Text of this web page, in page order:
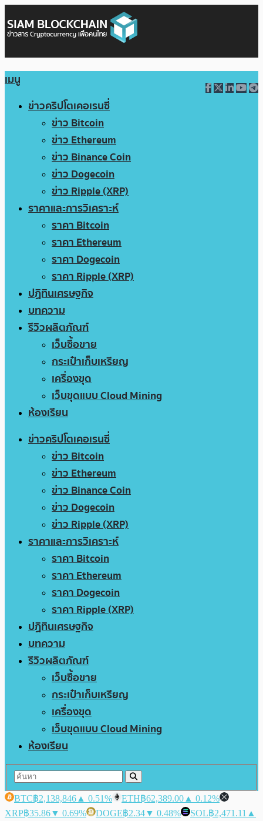
เมนู
ข่าวคริปโตเคอเรนซี่
ข่าว Bitcoin
ข่าว Ethereum
ข่าว Binance Coin
ข่าว Dogecoin
ข่าว Ripple (XRP)
ราคาและการวิเคราะห์
ราคา Bitcoin
ราคา Ethereum
ราคา Dogecoin
ราคา Ripple (XRP)
ปฏิทินเศรษฐกิจ
บทความ
รีวิวผลิตภัณฑ์
เว็บซื้อขาย
กระเป๋าเก็บเหรียญ
เครื่องขุด
เว็บขุดแบบ Cloud Mining
ห้องเรียน
ข่าวคริปโตเคอเรนซี่
ข่าว Bitcoin
ข่าว Ethereum
ข่าว Binance Coin
ข่าว Dogecoin
ข่าว Ripple (XRP)
ราคาและการวิเคราะห์
ราคา Bitcoin
ราคา Ethereum
ราคา Dogecoin
ราคา Ripple (XRP)
ปฏิทินเศรษฐกิจ
บทความ
รีวิวผลิตภัณฑ์
เว็บซื้อขาย
กระเป๋าเก็บเหรียญ
เครื่องขุด
เว็บขุดแบบ Cloud Mining
ห้องเรียน
BTC฿2,138,846 ▲ 0.51% ETH฿62,389.00 ▲ 0.12%
XRP฿35.86▼ 0.69% DOGE฿2.34▼ 0.48% SOL฿2,471.11 ▲